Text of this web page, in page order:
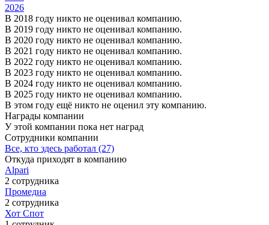
2026
В 2018 году никто не оценивал компанию.
В 2019 году никто не оценивал компанию.
В 2020 году никто не оценивал компанию.
В 2021 году никто не оценивал компанию.
В 2022 году никто не оценивал компанию.
В 2023 году никто не оценивал компанию.
В 2024 году никто не оценивал компанию.
В 2025 году никто не оценивал компанию.
В этом году ещё никто не оценил эту компанию.
Награды компании
У этой компании пока нет наград
Сотрудники компании
Все, кто здесь работал (27)
Откуда приходят в компанию
Alpari
2 сотрудника
Промедиа
2 сотрудника
Хот Спот